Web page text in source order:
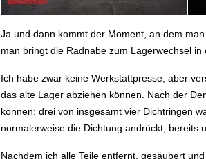
Ja und dann kommt der Moment, an dem
man bringt die Radnabe zum Lagerwechsel in
Ich habe zwar keine Werkstattpresse, aber
das alte Lager abziehen können. Nach der
können: drei von insgesamt vier Dichtringen
normalerweise die Dichtung andrückt, bereits
Nachdem ich alle Teile entfernt, gesäubert